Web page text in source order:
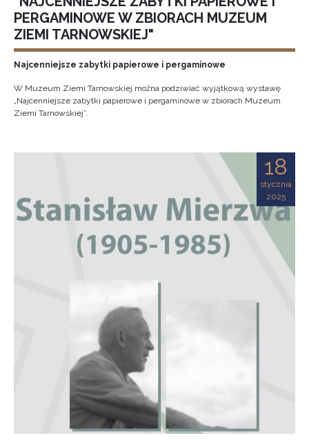
PERGAMINOWE W ZBIORACH MUZEUM
ZIEMI TARNOWSKIEJ"
Najcenniejsze zabytki papierowe i pergaminowe
W Muzeum Ziemi Tarnowskiej można podziwiać wyjątkową wystawę
„Najcenniejsze zabytki papierowe i pergaminowe w zbiorach Muzeum
Ziemi Tarnowskiej”.
18
stycznia
2025